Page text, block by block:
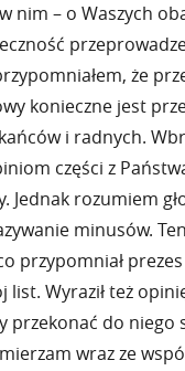
nim – o Waszych
że
konieczne jest
i radnych.
części z
Jednak rozumiem
minusów.
przypomniał
list. Wyraził też
przekonać do niego
wraz ze